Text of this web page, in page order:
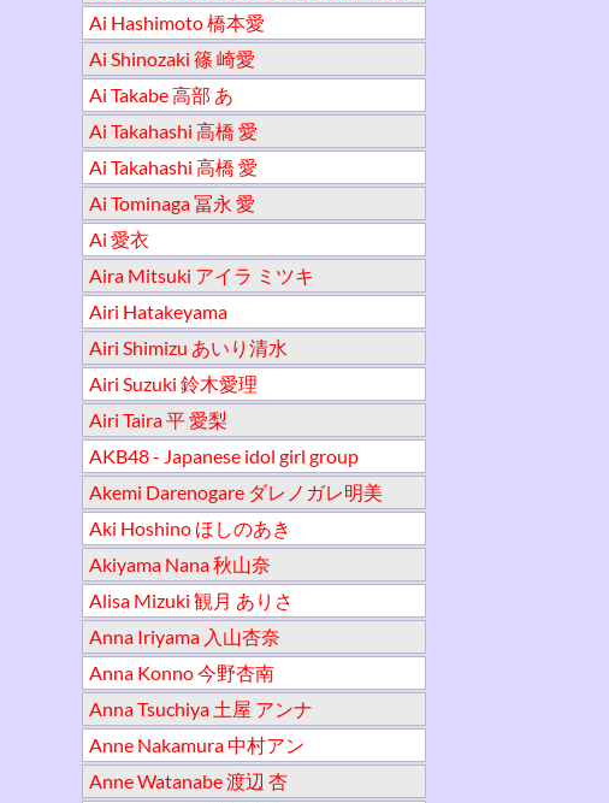
Ai Hashimoto 橋本愛
Ai Shinozaki 篠 崎愛
Ai Takabe 高部 あ
Ai Takahashi 高橋 愛
Ai Takahashi 高橋 愛
Ai Tominaga 冨永 愛
Ai 愛衣
Aira Mitsuki アイラ ミツキ
Airi Hatakeyama
Airi Shimizu あいり清水
Airi Suzuki 鈴木愛理
Airi Taira 平 愛梨
AKB48 - Japanese idol girl group
Akemi Darenogare ダレノガレ明美
Aki Hoshino ほしのあき
Akiyama Nana 秋山奈
Alisa Mizuki 観月 ありさ
Anna Iriyama 入山杏奈
Anna Konno 今野杏南
Anna Tsuchiya 土屋 アンナ
Anne Nakamura 中村アン
Anne Watanabe 渡辺 杏